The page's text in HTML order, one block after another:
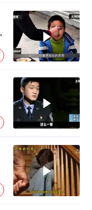
从科技创新看开局起步的时与势